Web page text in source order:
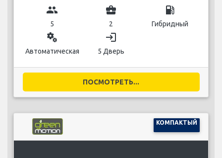
group
5
business_center
2
local_gas_station
Гибридный
miscellaneous_services
Автоматическая
login
5 Дверь
ПОСМОТРЕТЬ...
КОМПАКТЫЙ